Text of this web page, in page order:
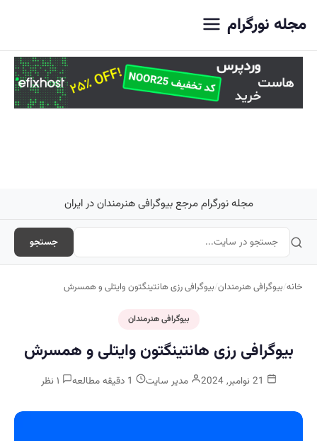
مجله نورگرام
مجله نورگرام مرجع بیوگرافی هنرمندان در ایران
جستجو
خانه/بیوگرافی هنرمندان/بیوگرافی رزی هانتینگتون وایتلی و همسرش
بیوگرافی هنرمندان
بیوگرافی رزی هانتینگتون وایتلی و همسرش
مدیر سایت